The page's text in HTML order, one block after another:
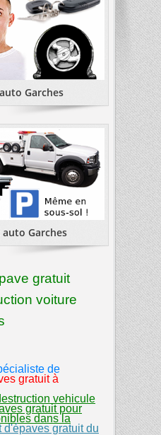
Garches
Garches
gratuit
voiture
de
gratuità
vehicule
gratuit pour
dans la
d'épaves gratuit du